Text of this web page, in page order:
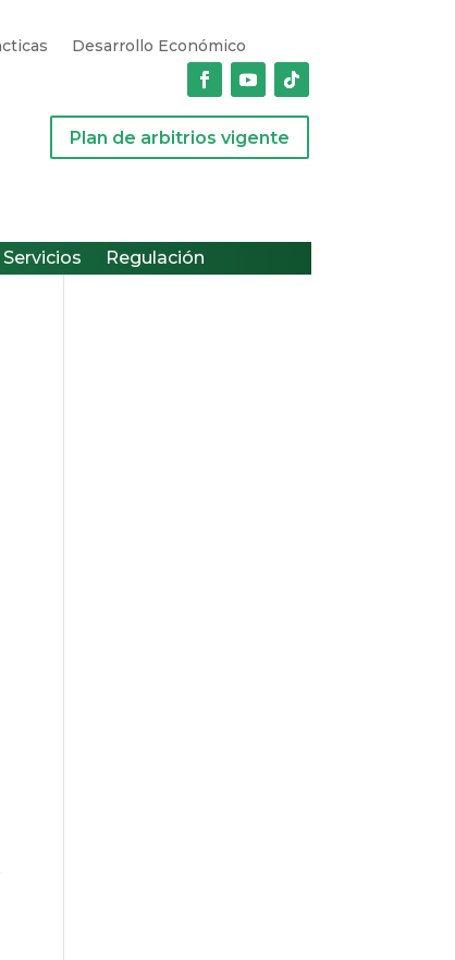
Desarrollo Económico
Plan de arbitrios vigente
Regulación